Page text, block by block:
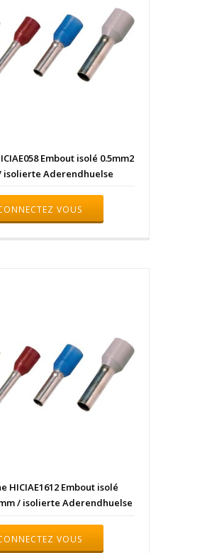
Embout isolé 0.5mm2
isolierte Aderendhuelse
VOUS
HICIAE1612 Embout isolé
/ isolierte Aderendhuelse
VOUS